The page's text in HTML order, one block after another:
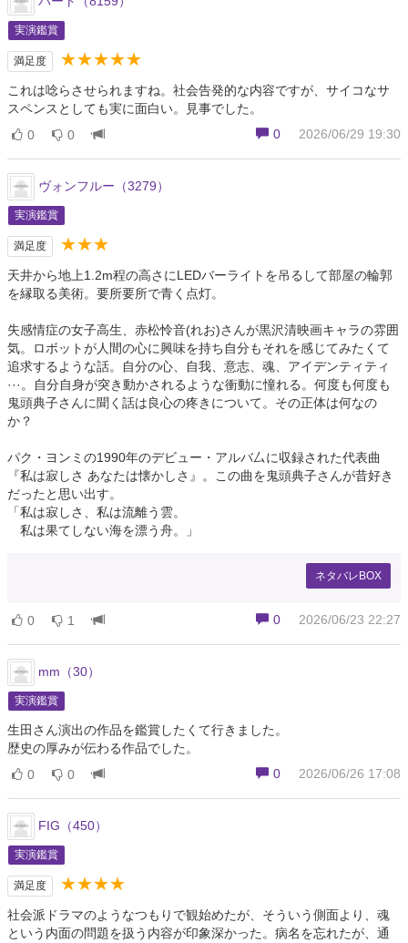
実演鑑賞
満足度 ★★★★★
これは唸らさせられますね。社会告発的な内容ですが、サイコなサ
スペンスとしても実に面白い。見事でした。
0
2026/06/29 19:30
0 0
ヴォンフルー（3279）
実演鑑賞
満足度 ★★★
天井から地上1.2m程の高さにLEDバーライトを吊るして部屋の輪郭
を縁取る美術。要所要所で青く点灯。
失感情症の女子高生、赤松怜音(れお)さんが黒沢清映画キャラの雰囲
気。ロボットが人間の心に興味を持ち自分もそれを感じてみたくて
追求するような話。自分の心、自我、意志、魂、アイデンティティ
···。自分自身が突き動かされるような衝動に憧れる。何度も何度も
鬼頭典子さんに聞く話は良心の疼きについて。その正体は何なの
か？
パク・ヨンミの1990年のデビュー・アルバ厶に収録された代表曲
『私は寂しさ あなたは懐かしさ』。この曲を鬼頭典子さんが昔好き
だったと思い出す。
「私は寂しさ、私は流離う雲。
私は果てしない海を漂う舟。」
ネタバレBOX
0 2026/06/23 22:27
0 1
mm（30）
実演鑑賞
生田さん演出の作品を鑑賞したくて行きました。
歴史の厚みが伝わる作品でした。
0
2026/06/26 17:08
0 0
FIG（450）
実演鑑賞
満足度 ★★★★
社会派ドラマのようなつもりで観始めたが、そういう側面より、魂
という内面の問題を扱う内容が印象深かった。病名を忘れたが、通